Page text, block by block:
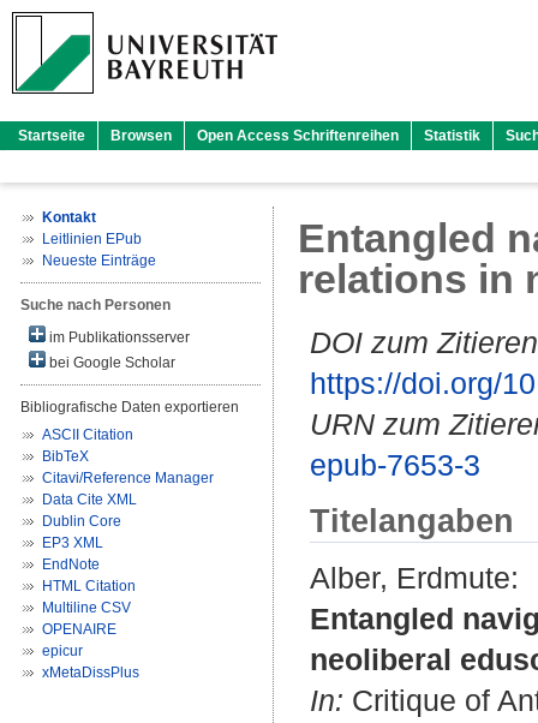
Startseite Browsen Open Access Schriftenreihen Statistik
Kontakt
Leitlinien EPub
Neueste Einträge
Suche nach Personen
im Publikationsserver
bei Google Scholar
Bibliografische Daten exportieren
ASCII Citation
BibTeX
Citavi/Reference Manager
Data Cite XML
Dublin Core
EP3 XML
EndNote
HTML Citation
Multiline CSV
OPENAIRE
epicur
xMetaDissPlus
Entangled
relations in
DOI zum
https://doi.org/
URN zum
epub-7653-3
Titelangaben
Alber, Erdmute:
Entangled
neoliberal
In: Critique of